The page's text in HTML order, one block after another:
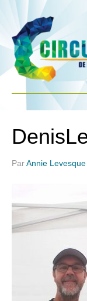
ParAnnie Levesque